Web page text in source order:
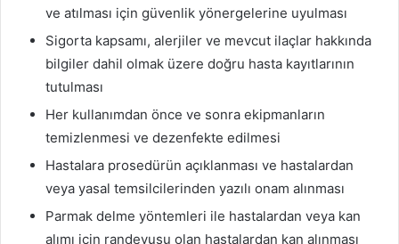
ve atılması için güvenlik yönergelerine uyulması
Sigorta kapsamı, alerjiler ve mevcut ilaçlar hakkında
bilgiler dahil olmak üzere doğru hasta kayıtlarının
tutulması
Her kullanımdan önce ve sonra ekipmanların
temizlenmesi ve dezenfekte edilmesi
Hastalara prosedürün açıklanması ve hastalardan
veya yasal temsilcilerinden yazılı onam alınması
Parmak delme yöntemleri ile hastalardan veya kan
alımı için randevusu olan hastalardan kan alınması